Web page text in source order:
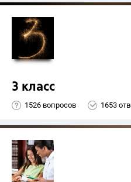
3 класс
1526 вопросов 1653